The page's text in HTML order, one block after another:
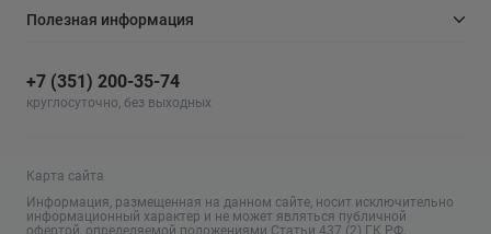
Полезная информация
+7 (351) 200-35-74
круглосуточно, без выходных
Карта сайта
Информация, размещенная на данном сайте, носит исключительно
информационный характер и не может являться публичной
офертой, определяемой положениями Статьи 437 (2) ГК РФ.